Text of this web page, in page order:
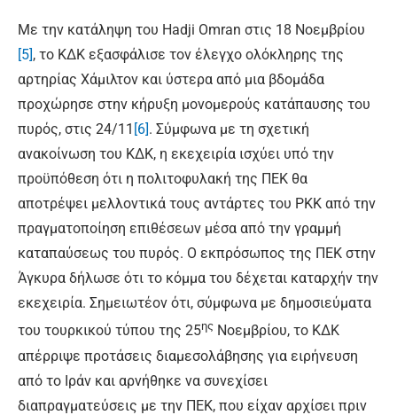
Με την κατάληψη του Hadji Omran στις 18 Νοεμβρίου
[5], το ΚΔΚ εξασφάλισε τον έλεγχο ολόκληρης της
αρτηρίας Χάμιλτον και ύστερα από μια βδομάδα
προχώρησε στην κήρυξη μονομερούς κατάπαυσης του
πυρός, στις 24/11 [6]. Σύμφωνα με τη σχετική
ανακοίνωση του ΚΔΚ, η εκεχειρία ισχύει υπό την
προϋπόθεση ότι η πολιτοφυλακή της ΠΕΚ θα
αποτρέψει μελλοντικά τους αντάρτες του PKK από την
πραγματοποίηση επιθέσεων μέσα από την γραμμή
καταπαύσεως του πυρός. Ο εκπρόσωπος της ΠΕΚ στην
Άγκυρα δήλωσε ότι το κόμμα του δέχεται καταρχήν την
εκεχειρία. Σημειωτέον ότι, σύμφωνα με δημοσιεύματα
του τουρκικού τύπου της 25ης Νοεμβρίου, το ΚΔΚ
απέρριψε προτάσεις διαμεσολάβησης για ειρήνευση
από το Ιράν και αρνήθηκε να συνεχίσει
διαπραγματεύσεις με την ΠΕΚ, που είχαν αρχίσει πριν